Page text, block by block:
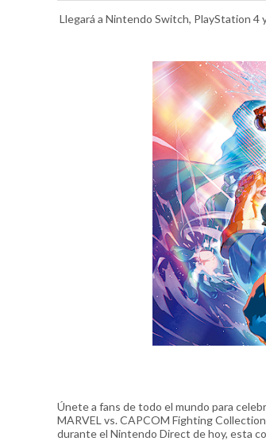
Llegará a Nintendo Switch, PlayStation 4
Únete a fans de todo el mundo para
MARVEL vs. CAPCOM Fighting
durante el Nintendo Direct de hoy, esta